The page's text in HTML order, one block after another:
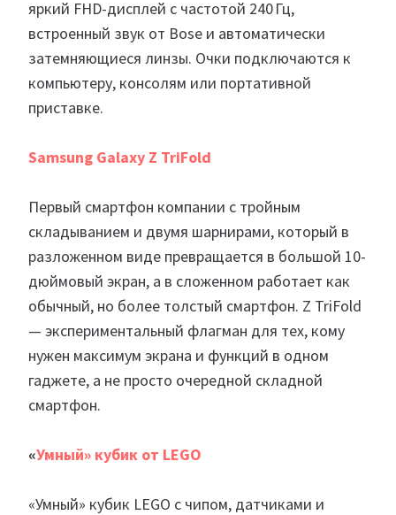
яркий FHD-дисплей с частотой 240 Гц,
встроенный звук от Bose и автоматически
затемняющиеся линзы. Очки подключаются к
компьютеру, консолям или портативной
приставке.
Samsung Galaxy Z TriFold
Первый смартфон компании с тройным
складыванием и двумя шарнирами, который в
разложенном виде превращается в большой 10-
дюймовый экран, а в сложенном работает как
обычный, но более толстый смартфон. Z TriFold
— экспериментальный флагман для тех, кому
нужен максимум экрана и функций в одном
гаджете, а не просто очередной складной
смартфон.
«Умный» кубик от LEGO
«Умный» кубик LEGO с чипом, датчиками и